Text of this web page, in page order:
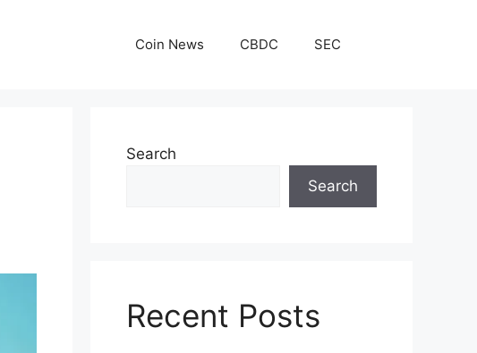
Coin News CBDC SEC
Search
Search
Recent Posts